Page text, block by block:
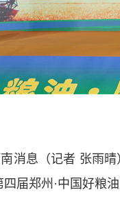
息（记者 张雨晴
四届郑州·中国好粮